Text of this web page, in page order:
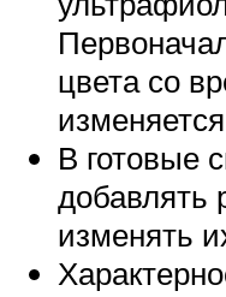
цвета со
В готовые
добавлять
изменять